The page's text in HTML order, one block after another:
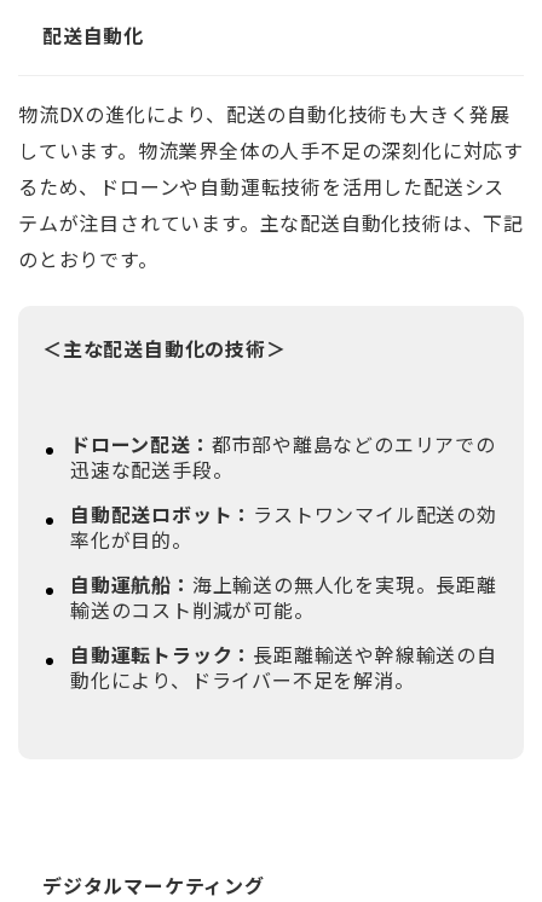
配送自動化
物流DXの進化により、配送の自動化技術も大きく発展
しています。物流業界全体の人手不足の深刻化に対応す
るため、ドローンや自動運転技術を活用した配送シス
テムが注目されています。主な配送自動化技術は、下記
のとおりです。
＜主な配送自動化の技術＞
ドローン配送： 都市部や離島などのエリアでの
迅速な配送手段。
自動配送ロボット： ラストワンマイル配送の効
率化が目的。
自動運航船： 海上輸送の無人化を実現。長距離
輸送のコスト削減が可能。
自動運転トラック： 長距離輸送や幹線輸送の自
動化により、ドライバー不足を解消。
デジタルマーケティング